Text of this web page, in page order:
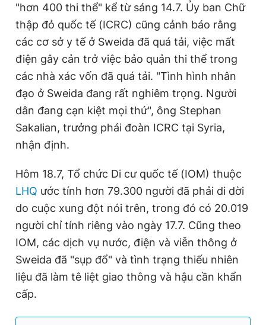
"hơn 400 thi thể" kể từ sáng 14.7. Ủy ban Chữ
thập đỏ quốc tế (ICRC) cũng cảnh báo rằng
các cơ sở y tế ở Sweida đã quá tải, việc mất
điện gây cản trở việc bảo quản thi thể trong
các nhà xác vốn đã quá tải. "Tình hình nhân
đạo ở Sweida đang rất nghiêm trọng. Người
dân đang cạn kiệt mọi thứ", ông Stephan
Sakalian, trưởng phái đoàn ICRC tại Syria,
nhận định.
Hôm 18.7, Tổ chức Di cư quốc tế (IOM) thuộc
LHQ ước tính hơn 79.300 người đã phải di dời
do cuộc xung đột nói trên, trong đó có 20.019
người chỉ tính riêng vào ngày 17.7. Cũng theo
IOM, các dịch vụ nước, điện và viễn thông ở
Sweida đã "sụp đổ" và tình trạng thiếu nhiên
liệu đã làm tê liệt giao thông và hậu cần khẩn
cấp.